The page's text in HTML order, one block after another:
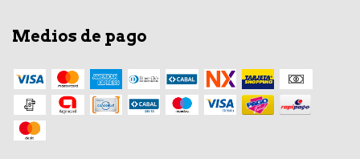
Medios de pago